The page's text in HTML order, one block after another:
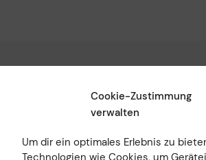
Cookie-Zustimmung
verwalten
Um dir ein optimales Erlebnis zu
Technologien wie Cookies, um
SV Sulgen